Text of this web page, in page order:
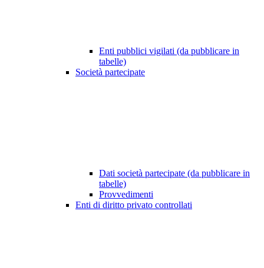
Enti pubblici vigilati (da pubblicare in
tabelle)
Società partecipate
Dati società partecipate (da pubblicare in
tabelle)
Provvedimenti
Enti di diritto privato controllati